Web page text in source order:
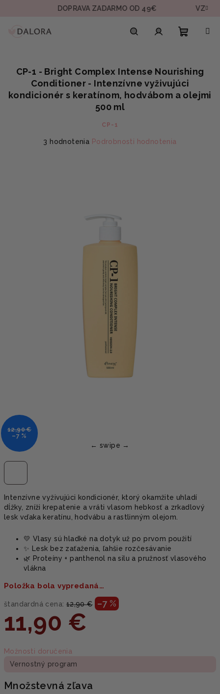
DOPRAVA ZADARMO OD 49€ VZORKA
košík
Intenzívne vyživujúci kondicionér, ktorý okamžite uhladí
dĺžky, zníži krepatenie a vráti vlasom hebkosť a zrkadlový
lesk vďaka keratínu, hodvábu a rastlinným olejom.
💛 Vlasy sú hladké na dotyk už po prvom použití
✨ Lesk bez zaťaženia, ľahšie rozčesávanie
🌿 Proteíny + panthenol na silu a pružnosť vlasového
vlákna
Položka bola vypredaná…
štandardná cena: 12,90 € –7 %
11,90 €
cena:
Možnosti doručenia
Vernostný program
Množstevná zľava
CP-1 - Bright Complex Intense Nourishing
Conditioner - Intenzívne vyživujúci
kondicionér s keratínom, hodvábom a olejmi
500 ml
CP-1
Priemerné
3 hodnotenia Podrobnosti hodnotenia
12,90 €
–7 %